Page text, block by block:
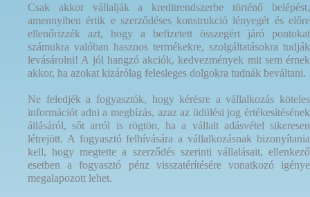
Csak akkor vállalják a kreditrendszerbe történő belépést,
amennyiben értik e szerződéses konstrukció lényegét és előre
ellenőrizzék azt, hogy a befizetett összegért járó pontokat
számukra valóban hasznos termékekre, szolgáltatásokra tudják
levásárolni! A jól hangzó akciók, kedvezmények mit sem érnek
akkor, ha azokat kizárólag felesleges dolgokra tudnák beváltani.
Ne feledjék a fogyasztók, hogy kérésre a vállalkozás köteles
információt adni a megbízás, azaz az üdülési jog értékesítésének
állásáról, sőt arról is rögtön, ha a vállalt adásvétel sikeresen
létrejött. A fogyasztó felhívására a vállalkozásnak bizonyítania
kell, hogy megtette a szerződés szerinti vállalásait, ellenkező
esetben a fogyasztó pénz visszatérítésére vonatkozó igénye
megalapozott lehet.